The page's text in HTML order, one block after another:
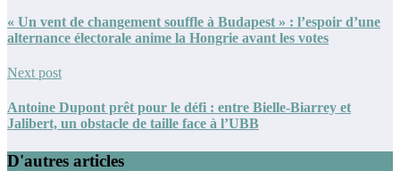
« Un vent de changement souffle à Budapest » : l’espoir d’une
alternance électorale anime la Hongrie avant les votes
Next post
Antoine Dupont prêt pour le défi : entre Bielle-Biarrey et
Jalibert, un obstacle de taille face à l’UBB
D'autres articles